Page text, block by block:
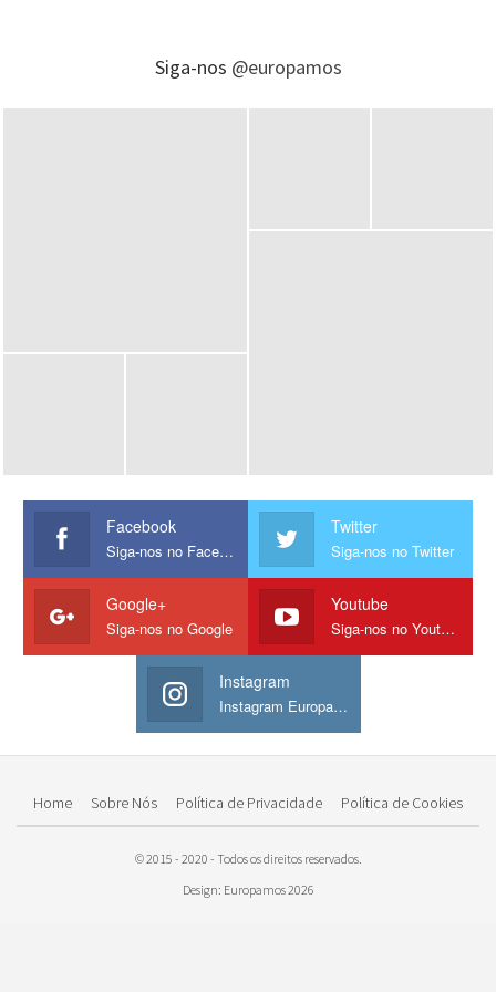
Siga-nos @europamos
Facebook
Siga-nos no Facebook
Twitter
Siga-nos no Twitter
Google+
Siga-nos no Google
Youtube
Siga-nos no Youtube
Instagram
Instagram Europamos
Home Sobre Nós Política de Privacidade Política de Cookies
© 2015 - 2020 - Todos os direitos reservados.
Design: Europamos 2026